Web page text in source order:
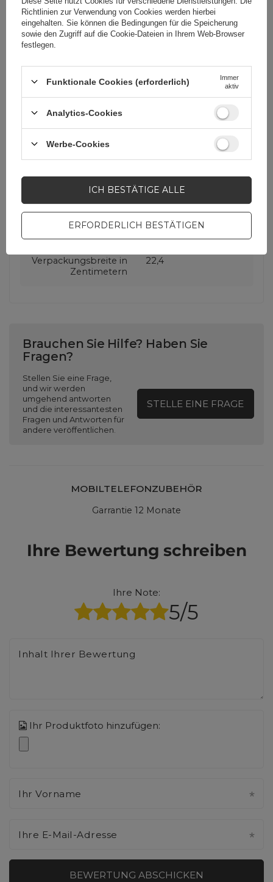
Für dieses Produkt
zuständige Stelle in
3mk Protection sp. z
o.o.
Mehr
Serie 3mk FlexibleGlass
Mobiltelefonzubehör
Verpackungshöhe in
33,8
Verpackungslänge in
Zentimetern
1
Verpackungsbreite in
Zentimetern
22,4
Brauchen Sie Hilfe? Haben Sie
Fragen?
Stellen Sie eine Frage,
und wir werden
umgehend antworten
und die interessantesten
Fragen und Antworten für
andere veröffentlichen.
STELLE EINE FRAGE
MOBILTELEFONZUBEHÖR
Garrantie 12 Monate
Ihre Bewertung schreiben
Ihre Note:
5/5
Inhalt Ihrer Bewertung
Ihr Produktfoto hinzufügen:
Ihr Vorname
Ihre E-Mail-Adresse
BEWERTUNG ABSCHICKEN
Richtlinien zur Verwendung von Cookies werden hierbei
eingehalten. Sie können die Bedingungen für die Speicherung
sowie den Zugriff auf die Cookie-Dateien in Ihrem Web-Browser
festlegen.
Funktionale Cookies (erforderlich)
Immer
aktiv
Analytics-Cookies
Werbe-Cookies
ERFORDERLICH BESTÄTIGEN
ICH BESTÄTIGE ALLE